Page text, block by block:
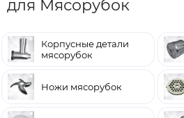
для Мясорубок
Корпусные детали
мясорубок
Ножи мясорубок